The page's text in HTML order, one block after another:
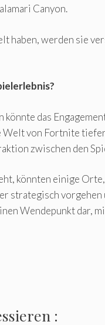
Canyon.
haben, werden sie
könnte das
Welt von Fortnite
zwischen den
könnten einige
strategisch
Wendepunkt dar,
: